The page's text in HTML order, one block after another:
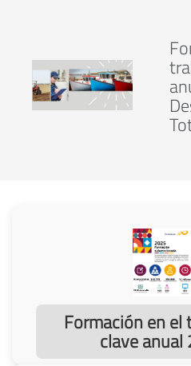
Formación en el
clave anual